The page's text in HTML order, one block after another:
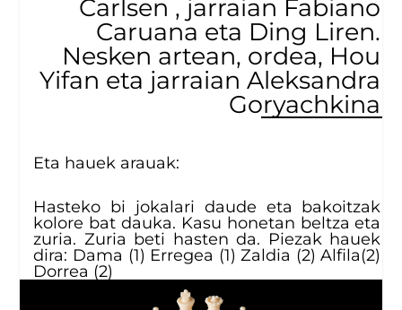
Carlsen , jarraian Fabiano
Caruana eta Ding Liren.
Nesken artean, ordea, Hou
Yifan eta jarraian Aleksandra
Goryachkina
Eta hauek arauak:
Hasteko bi jokalari daude eta bakoitzak
kolore bat dauka. Kasu honetan beltza eta
zuria. Zuria beti hasten da. Piezak hauek
dira: Dama (1) Erregea (1) Zaldia (2) Alfila(2)
Dorrea (2)